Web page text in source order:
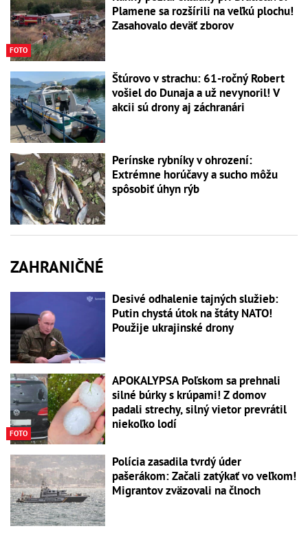
FOTO
Plamene sa rozšírili na veľkú plochu!
Zasahovalo deväť zborov
Štúrovo v strachu: 61-ročný Robert
vošiel do Dunaja a už nevynoril! V
akcii sú drony aj záchranári
Perínske rybníky v ohrození:
Extrémne horúčavy a sucho môžu
spôsobiť úhyn rýb
ZAHRANIČNÉ
Desivé odhalenie tajných služieb:
Putin chystá útok na štáty NATO!
Použije ukrajinské drony
FOTO
APOKALYPSA Poľskom sa prehnali
silné búrky s krúpami! Z domov
padali strechy, silný vietor prevrátil
niekoľko lodí
Polícia zasadila tvrdý úder
pašerákom: Začali zatýkať vo veľkom!
Migrantov zväzovali na člnoch